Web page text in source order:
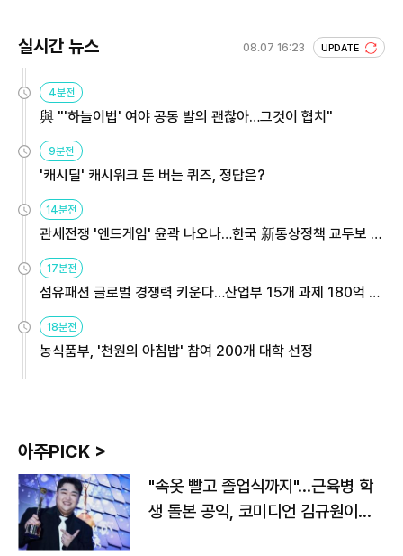
실시간 뉴스 08.07 16:23 UPDATE
4분전
與 "'하늘이법' 여야 공동 발의 괜찮아…그것이 협치"
9분전
'캐시딜' 캐시워크 돈 버는 퀴즈, 정답은?
14분전
관세전쟁 '엔드게임' 윤곽 나오나…한국 新통상정책 교두보 활
17분전
섬유패션 글로벌 경쟁력 키운다…산업부 15개 과제 180억 지
18분전
농식품부, '천원의 아침밥' 참여 200개 대학 선정
아주PICK >
"속옷 빨고 졸업식까지"…근육병 학
생 돌본 공익, 코미디언 김규원이었